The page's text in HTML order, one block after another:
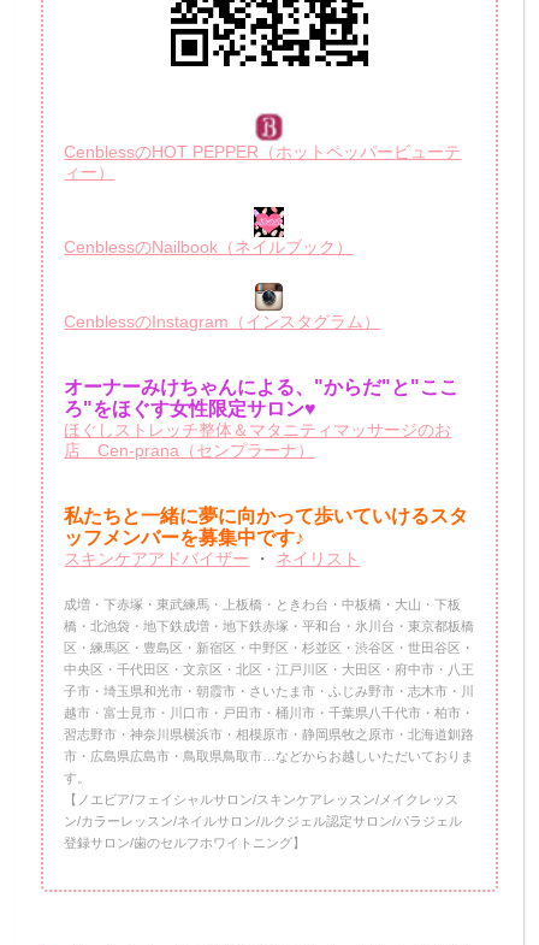
CenblessのHOT PEPPER（ホットペッパービューテ
ィー）
CenblessのNailbook（ネイルブック）
CenblessのInstagram（インスタグラム）
オーナーみけちゃんによる、"からだ"と"ここ
ろ"をほぐす女性限定サロン♥
ほぐしストレッチ整体＆マタニティマッサージのお
店 Cen-prana（センプラーナ）
私たちと一緒に夢に向かって歩いていけるスタ
ッフメンバーを募集中です♪
スキンケアアドバイザー ・ ネイリスト
成増・下赤塚・東武練馬・上板橋・ときわ台・中板橋・大山・下板
橋・北池袋・地下鉄成増・地下鉄赤塚・平和台・氷川台・東京都板橋
区・練馬区・豊島区・新宿区・中野区・杉並区・渋谷区・世田谷区・
中央区・千代田区・文京区・北区・江戸川区・大田区・府中市・八王
子市・埼玉県和光市・朝霞市・さいたま市・ふじみ野市・志木市・川
越市・富士見市・川口市・戸田市・桶川市・千葉県八千代市・柏市・
習志野市・神奈川県横浜市・相模原市・静岡県牧之原市・北海道釧路
市・広島県広島市・鳥取県鳥取市…などからお越しいただいておりま
す。
【ノエビア/フェイシャルサロン/スキンケアレッスン/メイクレッス
ン/カラーレッスン/ネイルサロン/ルクジェル認定サロン/パラジェル
登録サロン/歯のセルフホワイトニング】